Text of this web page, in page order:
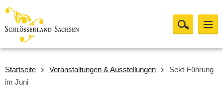
Startseite Veranstaltungen & Ausstellungen
Sekt-Führung
im Juni